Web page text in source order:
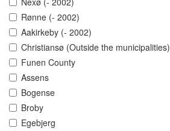
Rønne (- 2002)
Aakirkeby (- 2002)
Christiansø (Outside the municipalities)
Funen County
Assens
Bogense
Broby
Egebjerg